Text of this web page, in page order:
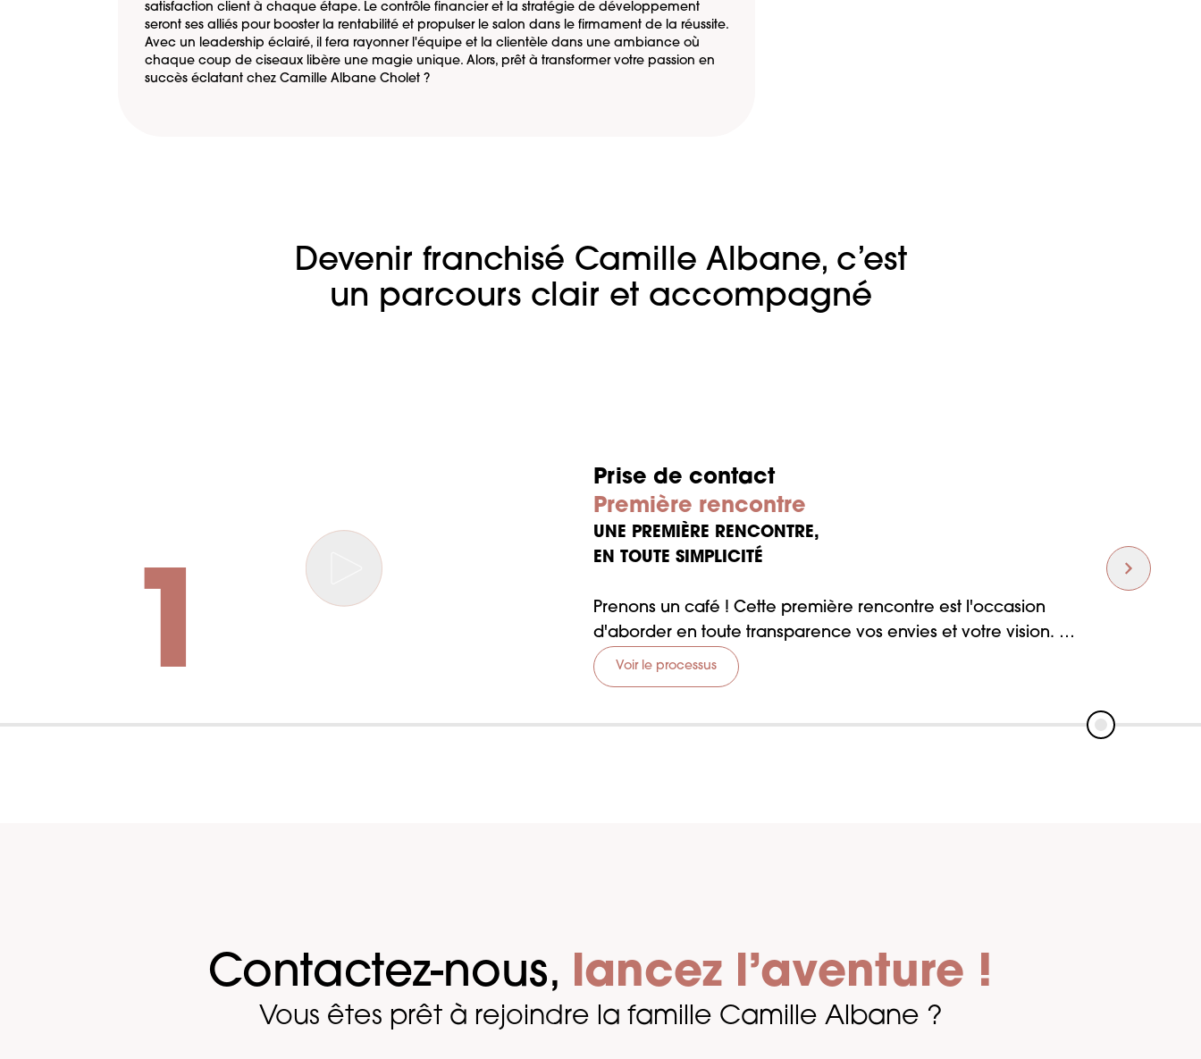
satisfaction client à chaque étape. Le contrôle financier et la stratégie de développement
seront ses alliés pour booster la rentabilité et propulser le salon dans le firmament de la réussite.
Avec un leadership éclairé, il fera rayonner l'équipe et la clientèle dans une ambiance où
chaque coup de ciseaux libère une magie unique. Alors, prêt à transformer votre passion en
succès éclatant chez Camille Albane Cholet ?
Devenir franchisé Camille Albane, c’est
un parcours clair et accompagné
1
Prise de contact
Première rencontre
UNE PREMIÈRE RENCONTRE,
EN TOUTE SIMPLICITÉ
Prenons un café ! Cette première rencontre est l'occasion
d'aborder en toute transparence vos envies et votre vision.
Vous rencontrerez également nos équipes qui seront à vos
côtés pour faire de votre projet un succès.
Voir le processus
Contactez-nous, lancez l’aventure !
Vous êtes prêt à rejoindre la famille Camille Albane ?